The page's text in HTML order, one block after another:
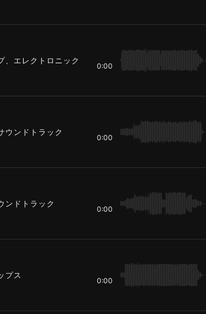
、エレクトロニック
0:00
ウンドトラック
0:00
ンドトラック
0:00
プス
0:00